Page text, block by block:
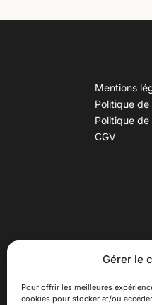
Gérer le
Pour offrir les meilleures
cookies pour stocker et/ou
Mentions
Politique
Politique
CGV
(adresse
Maximin,
à 100